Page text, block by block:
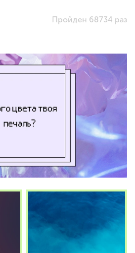
Пройден 68734 раз